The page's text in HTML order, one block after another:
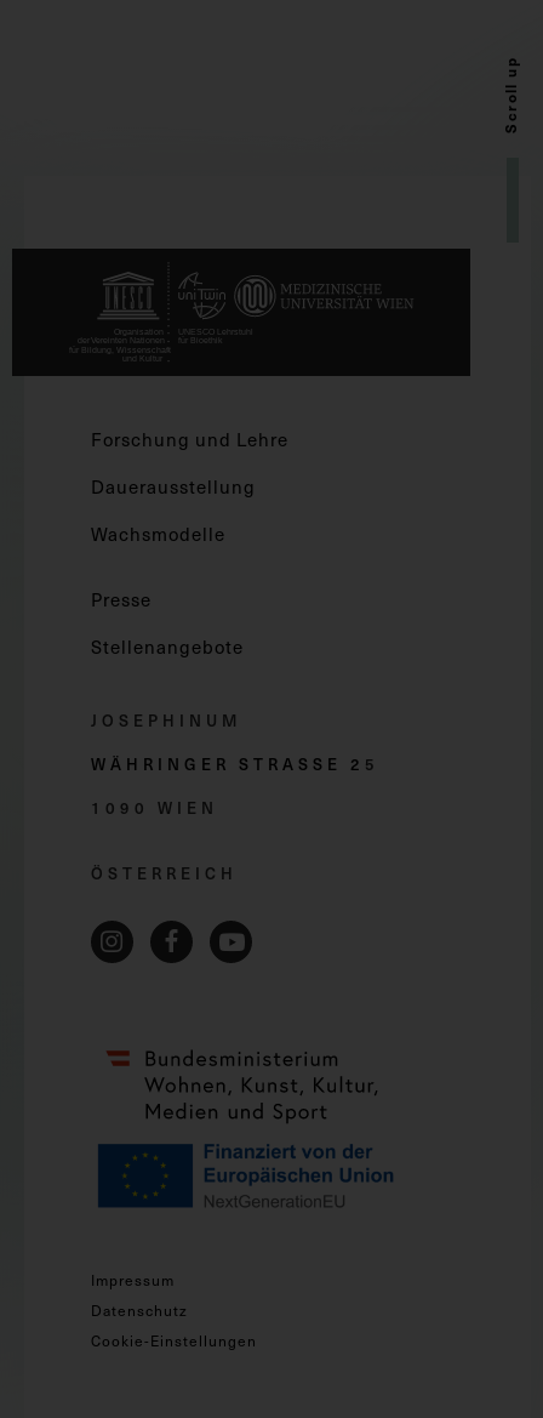
Scroll up
Forschung und Lehre
Dauerausstellung
Wachsmodelle
Presse
Stellenangebote
JOSEPHINUM
WÄHRINGER STRASSE 2 5
1090 WIEN
ÖSTERREICH
Impressum
Datenschutz
Cookie-Einstellungen